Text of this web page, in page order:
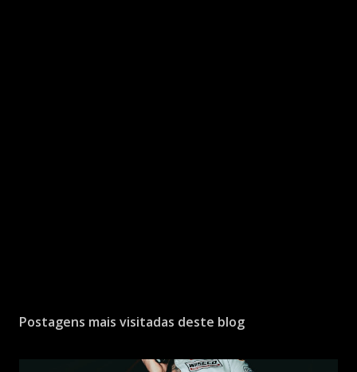
Postagens mais visitadas deste blog